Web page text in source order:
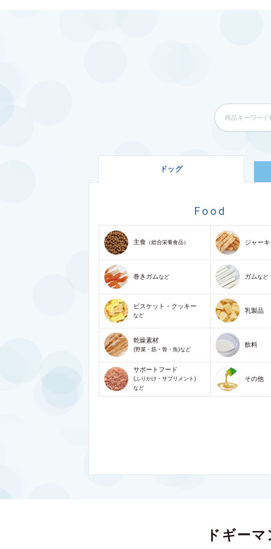
ドッグ
Food
主食 （総合栄養食品） ジャー
巻きガムなど ガムなど
ビスケット・クッキー
など
乳製品
乾燥素材
(野菜・筋・骨・魚)など
飲料
サポートフード
(ふりかけ・サプリメント)
など
その他
ドギー